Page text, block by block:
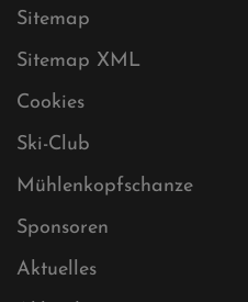
Impressum
Sitemap
Sitemap XML
Cookies
Ski-Club
Mühlenkopfschanze
Sponsoren